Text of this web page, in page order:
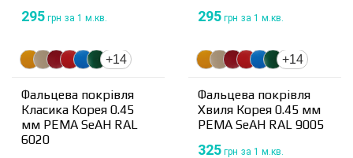
295 грн за 1 м.кв. 295 грн за 1 м.кв.
+14
Фальцева покрівля
Класика Корея 0.45
мм PEMA SeAH RAL
6020
+14
Фальцева покрівля
Хвиля Корея 0.45 мм
PEMA SeAH RAL 9005
325 грн за 1 м.кв.